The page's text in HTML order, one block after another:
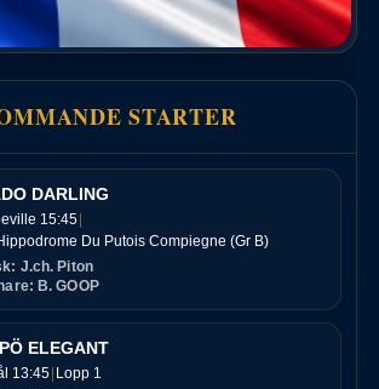
STARTER
DARLING
15:45
Du Putois Compiegne (Gr B)
J.ch. Piton
B. GOOP
ELEGANT
13:45 Lopp 1